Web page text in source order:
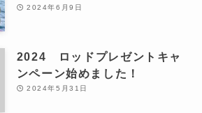
2024年6月9日
2024 ロッドプレゼントキャ
ンペーン始めました！
2024年5月31日